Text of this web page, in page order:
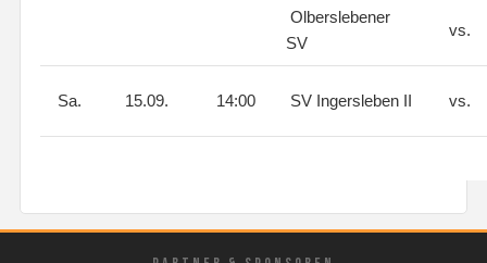
Olberslebener
SV
vs.
Sa. 15.09. 14:00 SV Ingersleben II vs.